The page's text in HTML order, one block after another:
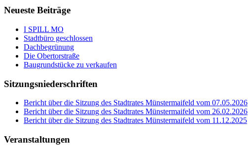
Neueste Beiträge
I SPILL MO
Stadtbüro geschlossen
Dachbegrünung
Die Obertorstraße
Baugrundstücke zu verkaufen
Sitzungsniederschriften
Bericht über die Sitzung des Stadtrates Münstermaifeld vom 07.05.2026
Bericht über die Sitzung des Stadtrates Münstermaifeld vom 26.02.2026
Bericht über die Sitzung des Stadtrates Münstermaifeld vom 11.12.2025
Veranstaltungen